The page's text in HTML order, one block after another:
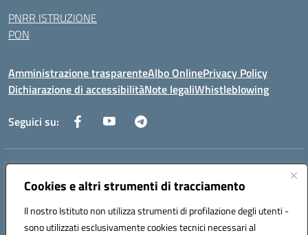
Cookies e altri strumenti di tracciamento
Il nostro Istituto non utilizza strumenti di profilazione degli utenti -
sono utilizzati esclusivamente cookies tecnici necessari al
PNRR ISTRUZIONE
PON
Amministrazione trasparenteAlbo OnlinePrivacy Policy
Dichiarazione di accessibilitàNote legaliWhistleblowing
Seguici su:
Indirizzo:
Centralino:0832712132 Email:leic84200l@istruzione.it
Codice fiscale: 80012890754